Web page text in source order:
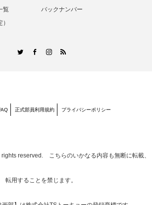
覧
バックナンバー
TwitterFacebookInstagram
RSS
正式部員利用規約 プライバシーポリシー
rights reserved. こちらのいかなる内容も無断に転載、
転用することを禁じます。